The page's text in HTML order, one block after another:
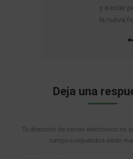
y a estar
la nueva
Deja una
Tu dirección de correo electrónico no
campos requeridos están